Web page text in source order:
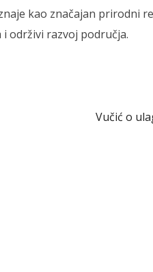
kao značajan prirodni
održivi razvoj područja.
Vučić o